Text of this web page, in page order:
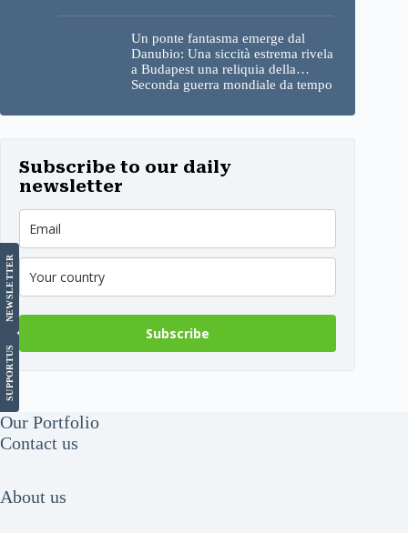
Un ponte fantasma emerge dal
Danubio: Una siccità estrema rivela
a Budapest una reliquia della
Seconda guerra mondiale da tempo
Subscribe to our daily
newsletter
Subscribe
SUPPORT
US
NEWS
LETTER
Our Portfolio
Contact us
About us